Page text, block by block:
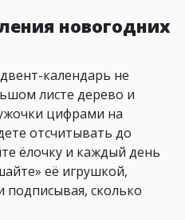
новогодних
календарь не
листе дерево и
цифрами на
отсчитывать до
ёлочку и каждый день
её игрушкой,
подписывая, сколько